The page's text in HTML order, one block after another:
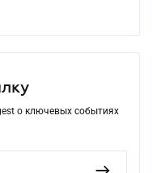
о ключевых событиях